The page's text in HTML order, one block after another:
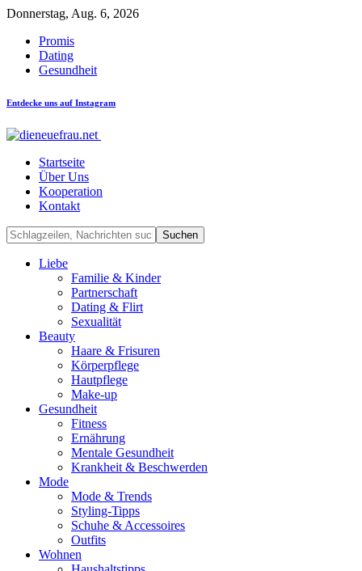
Donnerstag, Aug. 6, 2026
Promis
Dating
Gesundheit
Entdecke uns auf Instagram
Startseite
Über Uns
Kooperation
Kontakt
Liebe
Familie & Kinder
Partnerschaft
Dating & Flirt
Sexualität
Beauty
Haare & Frisuren
Körperpflege
Hautpflege
Make-up
Gesundheit
Fitness
Ernährung
Mentale Gesundheit
Krankheit & Beschwerden
Mode
Mode & Trends
Styling-Tipps
Schuhe & Accessoires
Outfits
Wohnen